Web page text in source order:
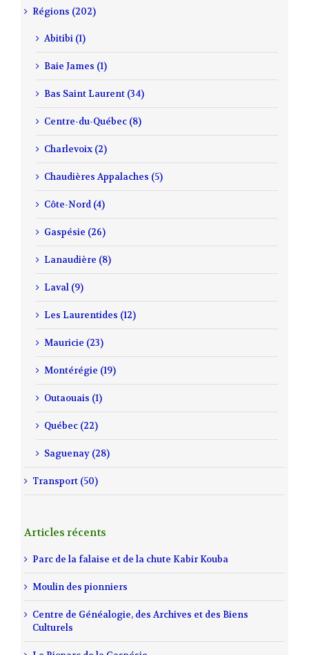
Régions (202)
Abitibi (1)
Baie James (1)
Bas Saint Laurent (34)
Centre-du-Québec (8)
Charlevoix (2)
Chaudières Appalaches (5)
Côte-Nord (4)
Gaspésie (26)
Lanaudière (8)
Laval (9)
Les Laurentides (12)
Mauricie (23)
Montérégie (19)
Outaouais (1)
Québec (22)
Saguenay (28)
Transport (50)
Articles récents
Parc de la falaise et de la chute Kabir Kouba
Moulin des pionniers
Centre de Généalogie, des Archives et des Biens
Culturels